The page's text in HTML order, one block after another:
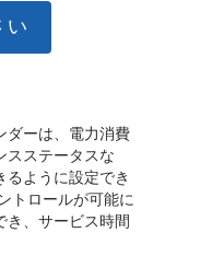
い
ダーは、電力消費
スステータスな
るように設定でき
トロールが可能に
き、サービス時間